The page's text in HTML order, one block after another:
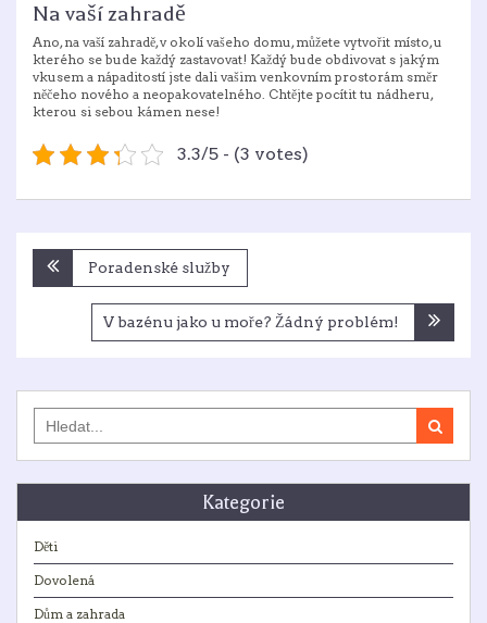
Na vaší zahradě
Ano, na vaší zahradě, v okolí vašeho domu, můžete vytvořit místo, u
kterého se bude každý zastavovat! Každý bude obdivovat s jakým
vkusem a nápaditostí jste dali vašim venkovním prostorám směr
něčeho nového a neopakovatelného. Chtějte pocítit tu nádheru,
kterou si sebou kámen nese!
3.3/5 - (3 votes)
Navigace
pro
příspěvek
Poradenské služby
V bazénu jako u moře? Žádný problém!
for:
Kategorie
Děti
Dovolená
Dům a zahrada